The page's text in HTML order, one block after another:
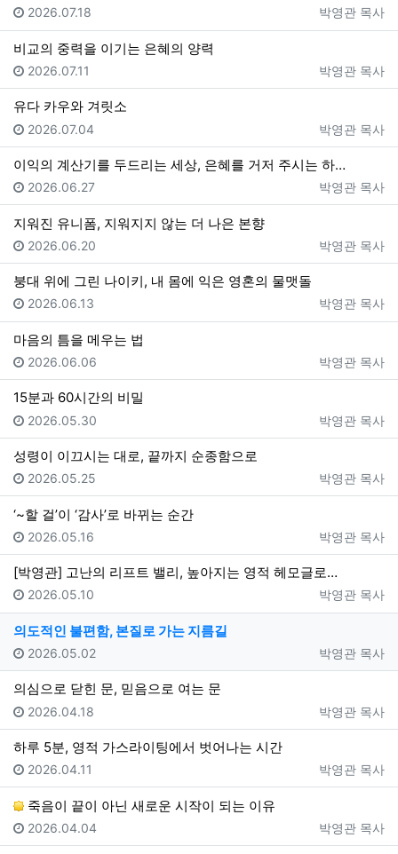
등록자
박영관 목사
등록일
2026.07.18
비교의 중력을 이기는 은혜의 양력
등록자
박영관 목사
등록일
2026.07.11
유다 카우와 겨릿소
등록자
박영관 목사
등록일
2026.07.04
이익의 계산기를 두드리는 세상, 은혜를 거저 주시는 하…
등록자
박영관 목사
등록일
2026.06.27
지워진 유니폼, 지워지지 않는 더 나은 본향
등록자
박영관 목사
등록일
2026.06.20
붕대 위에 그린 나이키, 내 몸에 익은 영혼의 물맷돌
등록자
박영관 목사
등록일
2026.06.13
마음의 틈을 메우는 법
등록자
박영관 목사
등록일
2026.06.06
15분과 60시간의 비밀
등록자
박영관 목사
등록일
2026.05.30
성령이 이끄시는 대로, 끝까지 순종함으로
등록자
박영관 목사
등록일
2026.05.25
‘~할 걸’이 ‘감사’로 바뀌는 순간
등록자
박영관 목사
등록일
2026.05.16
[박영관] 고난의 리프트 밸리, 높아지는 영적 헤모글로…
등록자
박영관 목사
등록일
2026.05.10
의도적인 불편함, 본질로 가는 지름길
등록자
박영관 목사
등록일
2026.05.02
의심으로 닫힌 문, 믿음으로 여는 문
등록자
박영관 목사
등록일
2026.04.18
하루 5분, 영적 가스라이팅에서 벗어나는 시간
등록자
박영관 목사
등록일
2026.04.11
죽음이 끝이 아닌 새로운 시작이 되는 이유
등록자
박영관 목사
등록일
2026.04.04